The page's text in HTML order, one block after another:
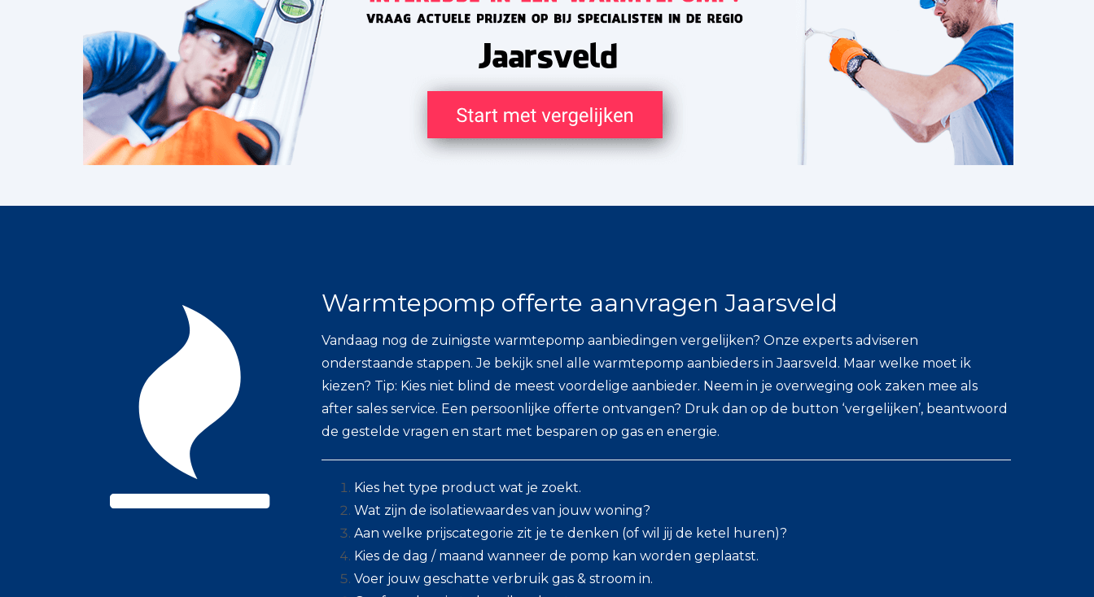
Warmtepomp offerte aanvragen Jaarsveld
Vandaag nog de zuinigste warmtepomp aanbiedingen vergelijken? Onze experts adviseren
onderstaande stappen. Je bekijk snel alle warmtepomp aanbieders in Jaarsveld. Maar welke moet ik
kiezen? Tip: Kies niet blind de meest voordelige aanbieder. Neem in je overweging ook zaken mee als
after sales service. Een persoonlijke offerte ontvangen? Druk dan op de button ‘vergelijken’, beantwoord
de gestelde vragen en start met besparen op gas en energie.
Kies het type product wat je zoekt.
Wat zijn de isolatiewaardes van jouw woning?
Aan welke prijscategorie zit je te denken (of wil jij de ketel huren)?
Kies de dag / maand wanneer de pomp kan worden geplaatst.
Voer jouw geschatte verbruik gas & stroom in.